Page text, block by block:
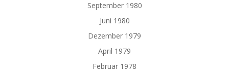
September 1980
Juni 1980
Dezember 1979
April 1979
Februar 1978